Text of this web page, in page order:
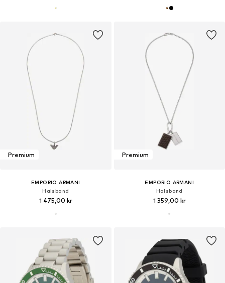
Premium
EMPORIO ARMANI
Halsband
1 475,00 kr
Premium
EMPORIO ARMANI
Halsband
1 359,00 kr